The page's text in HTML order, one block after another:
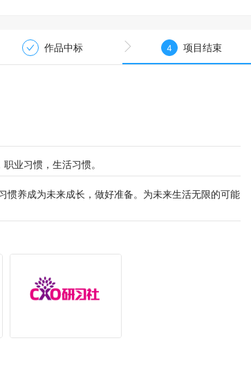
作品中标 4 项目结束
业习惯，生活习惯。
惯养成为未来成长，做好准备。为未来生活无限的可能